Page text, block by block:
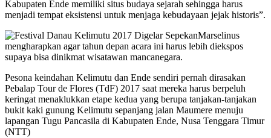
Kabupaten Ende memiliki situs budaya sejarah sehingga harus
menjadi tempat eksistensi untuk menjaga kebudayaan jejak historis”.
Marselinus
mengharapkan agar tahun depan acara ini harus lebih diekspos
supaya bisa dinikmat wisatawan mancanegara.
Pesona keindahan Kelimutu dan Ende sendiri pernah dirasakan
Pebalap Tour de Flores (TdF) 2017 saat mereka harus berpeluh
keringat menaklukkan etape kedua yang berupa tanjakan-tanjakan
bukit kaki gunung Kelimutu sepanjang jalan Maumere menuju
lapangan Tugu Pancasila di Kabupaten Ende, Nusa Tenggara Timur
(NTT)